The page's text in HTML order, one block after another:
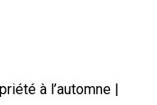
à l’automne |